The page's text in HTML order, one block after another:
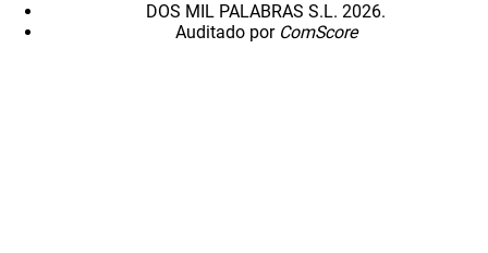
DOS MIL PALABRAS S.L. 2026.
Auditado por ComScore